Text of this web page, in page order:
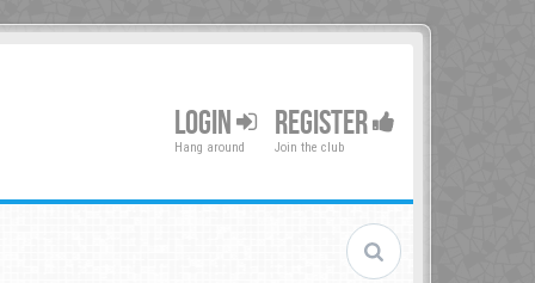
LOGIN
Hang around
REGISTER
Join the club